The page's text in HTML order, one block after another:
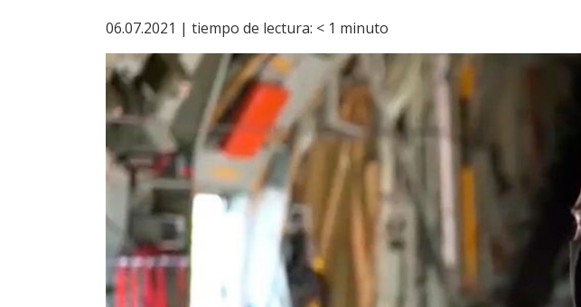
06.07.2021 | tiempo de lectura: < 1 minuto